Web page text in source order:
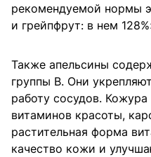
рекомендуемой нормы
и грейпфрут: в нем
Также апельсины
группы B. Они
работу сосудов.
витаминов красоты,
растительная форма
качество кожи и